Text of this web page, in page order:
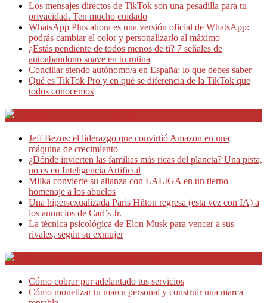
Los mensajes directos de TikTok son una pesadilla para tu
privacidad. Ten mucho cuidado
WhatsApp Plus ahora es una versión oficial de WhatsApp:
podrás cambiar el color y personalizarlo al máximo
¿Estás pendiente de todos menos de ti? 7 señales de
autoabandono suave en tu rutina
Conciliar siendo autónomo/a en España: lo que debes saber
Qué es TikTok Pro y en qué se diferencia de la TikTok que
todos conocemos
Jeff Bezos: el liderazgo que convirtió Amazon en una
máquina de crecimiento
¿Dónde invierten las familias más ricas del planeta? Una pista,
no es en Inteligencia Artificial
Milka convierte su alianza con LALIGA en un tierno
homenaje a los abuelos
Una hipersexualizada Paris Hilton regresa (esta vez con IA) a
los anuncios de Carl’s Jr.
La técnica psicológica de Elon Musk para vencer a sus
rivales, según su exmujer
Cómo cobrar por adelantado tus servicios
Cómo monetizar tu marca personal y construir una marca